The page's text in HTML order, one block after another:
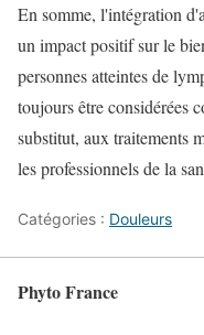
En somme, l'intégration
un impact positif sur le
personnes atteintes de
toujours être considérées
substitut, aux traitements
les professionnels de la
Catégories : Douleurs
Phyto France